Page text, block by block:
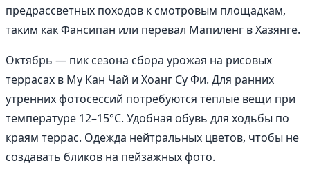
предрассветных походов к смотровым площадкам,
таким как Фансипан или перевал Мапиленг в Хазянге.
Октябрь — пик сезона сбора урожая на рисовых
террасах в Му Кан Чай и Хоанг Су Фи. Для ранних
утренних фотосессий потребуются тёплые вещи при
температуре 12–15°C. Удобная обувь для ходьбы по
краям террас. Одежда нейтральных цветов, чтобы не
создавать бликов на пейзажных фото.